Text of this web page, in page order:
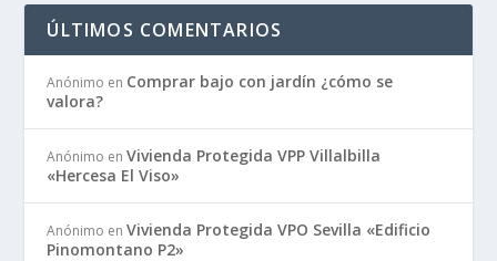
ÚLTIMOS COMENTARIOS
Anónimo en Comprar bajo con jardín ¿cómo se
valora?
Anónimo enVivienda Protegida VPP Villalbilla
«Hercesa El Viso»
Anónimo enVivienda Protegida VPO Sevilla «Edificio
Pinomontano P2»